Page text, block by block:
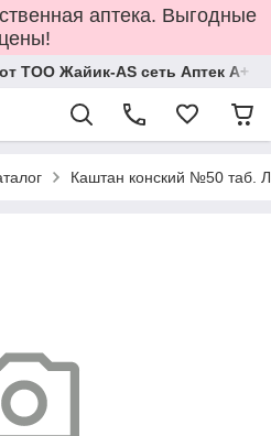
аптека. Выгодные
цены!
ТОО Жайик-AS сеть Аптек А+
Каштан конский №50 таб.